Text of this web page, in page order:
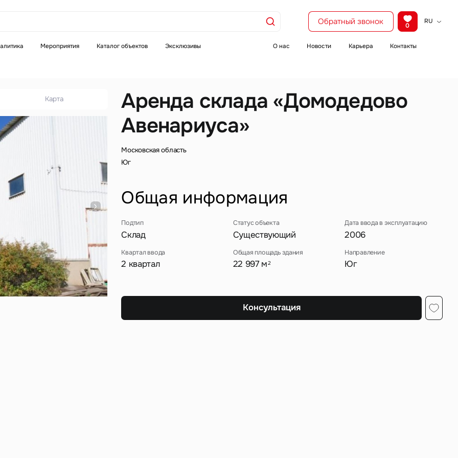
Обратный звонок 0
RU
Мероприятия Каталог объектов Эксклюзивы О нас Новости Карьера Контакты
Аренда склада «Домодедово
Авенариуса»
Московская область
Юг
Общая информация
Подтип
Склад
Статус объекта
Существующий
Дата ввода в эксплуатацию
2006
Квартал ввода
2 квартал
Общая площадь здания
22 997 м2
Направление
Юг
Консультация
Карта
звонок
поле
неверный формат
Это обязательное поле
Введен неверный формат
Отправить
на кнопку «Отправить», вы даете свое согласие на обработку и использование ваших